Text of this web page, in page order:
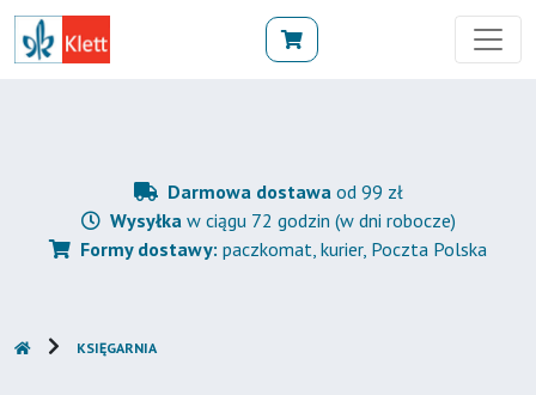
Darmowa dostawaod 99 zł
Wysyłkaw ciągu 72 godzin (w dni robocze)
Formy dostawy: paczkomat, kurier, Poczta Polska
KSIĘGARNIA